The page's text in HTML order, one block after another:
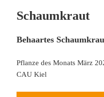
Schaumkraut
Behaartes
Pflanze des Monats März
CAU Kiel